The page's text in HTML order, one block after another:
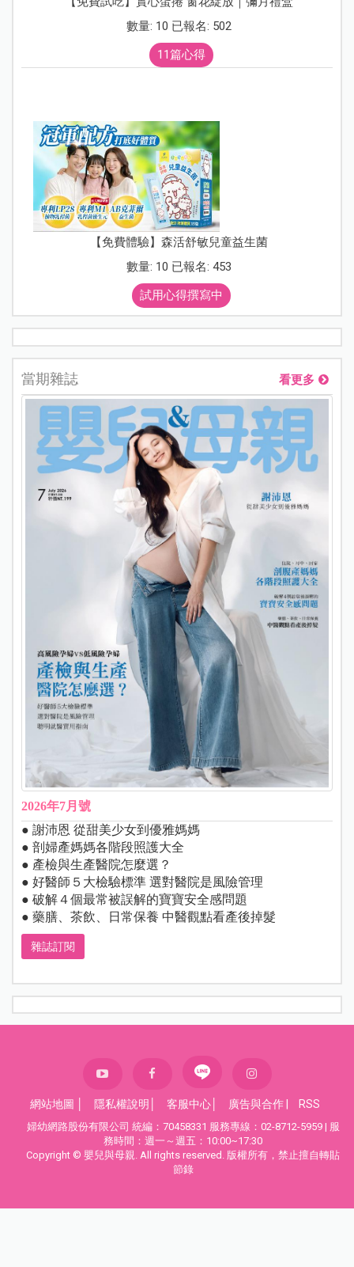
數量: 10 已報名: 502
11篇心得
【免費體驗】森活舒敏兒童益生菌
數量: 10 已報名: 453
試用心得撰寫中
當期雜誌 看更多
2026年7月號
● 謝沛恩 從甜美少女到優雅媽媽
● 剖婦產媽媽各階段照護大全
● 產檢與生產醫院怎麼選？
● 好醫師５大檢驗標準 選對醫院是風險管理
● 破解４個最常被誤解的寶寶安全感問題
● 藥膳、茶飲、日常保養 中醫觀點看產後掉髮
雜誌訂閱
網站地圖 隱私權說明 客服中心 廣告與合作| RSS
婦幼網路股份有限公司 統編：70458331 服務專線：02-8712-5959 | 服
務時間：週一～週五：10:00~17:30
Copyright © 嬰兒與母親. All rights reserved. 版權所有，禁止擅自轉貼
節錄